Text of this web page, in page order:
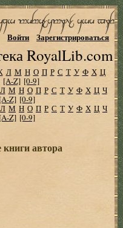
RoyalLib.com
Войти Зарегистрироваться
Л М Н О П Р С Т У Ф Х Ц
[A-Z] [0-9]
Л М Н О П Р С Т У Ф Х Ц Ч
[A-Z] [0-9]
Л М Н О П Р С Т У Ф Х Ц Ч
[A-Z] [0-9]
автора